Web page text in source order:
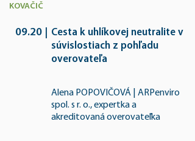
KOVAČIČ
09.20
Cesta k uhlíkovej neutralite v
súvislostiach z pohľadu
overovateľa
Alena POPOVIČOVÁ | ARPenviro
spol. s r. o., expertka a
akreditovaná overovateľka